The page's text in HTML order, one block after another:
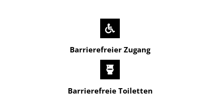
Barrierefreier Zugang
Barrierefreie Toiletten